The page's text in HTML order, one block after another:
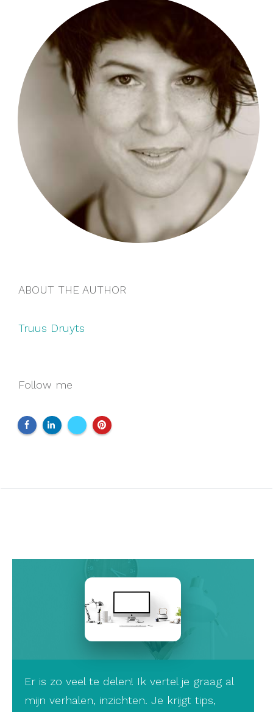
ABOUT THE AUTHOR
Truus Druyts
Follow me
Er is zo veel te delen! Ik vertel je graag al
mijn verhalen, inzichten. Je krijgt tips,